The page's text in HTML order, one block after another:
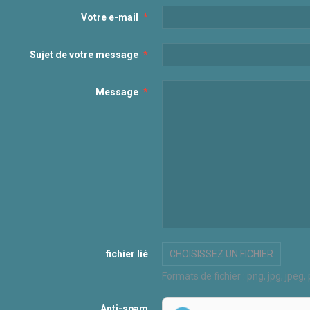
Votre e-mail
Sujet de votre message
Message
fichier lié
CHOISISSEZ UN FICHIER
Formats de fichier : png, jpg, jpeg,